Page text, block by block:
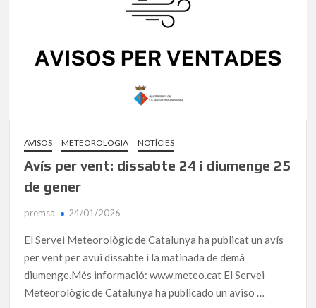
AVISOS METEOROLOGIA NOTÍCIES
Avís per vent: dissabte 24 i diumenge 25
de gener
premsa 24/01/2026
El Servei Meteorològic de Catalunya ha publicat un avís
per vent per avui dissabte i la matinada de demà
diumenge.Més informació: www.meteo.cat El Servei
Meteorològic de Catalunya ha publicado un aviso …